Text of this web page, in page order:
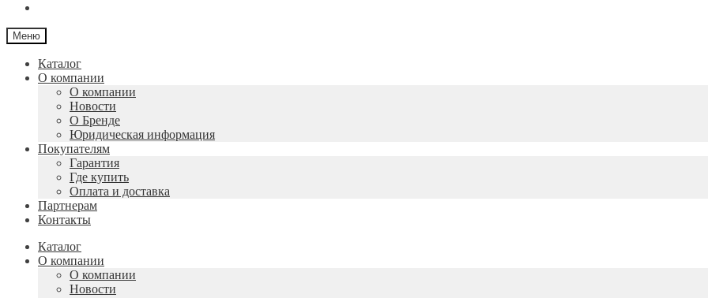
Меню
Каталог
О компании
О компании
Новости
О Бренде
Юридическая информация
Покупателям
Гарантия
Где купить
Оплата и доставка
Партнерам
Контакты
Каталог
О компании
О компании
Новости